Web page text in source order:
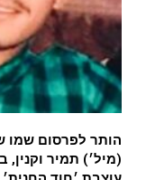
הותר לפרסום שמו